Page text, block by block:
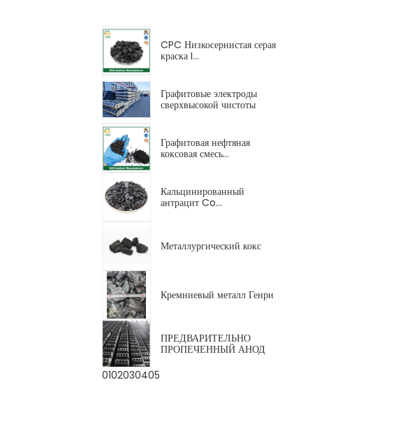
CPC Низкосернистая серая
краска I...
Графитовые электроды
сверхвысокой чистоты
Графитовая нефтяная
коксовая смесь...
Кальцинированный
антрацит Co...
Металлургический кокс
Кремниевый металл Генри
ПРЕДВАРИТЕЛЬНО
ПРОПЕЧЕННЫЙ АНОД
0102030405